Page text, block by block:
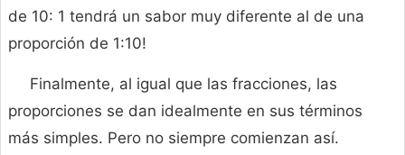
de 10: 1 tendrá un sabor muy diferente al de una
proporción de 1:10!
Finalmente, al igual que las fracciones, las
proporciones se dan idealmente en sus términos
más simples. Pero no siempre comienzan así.